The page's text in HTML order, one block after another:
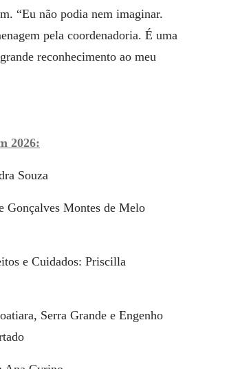
“Eu não podia nem imaginar.
pela coordenadoria. É uma
reconhecimento ao meu
2026:
Souza
Montes de Melo
e Cuidados: Priscilla
Serra Grande e Engenho